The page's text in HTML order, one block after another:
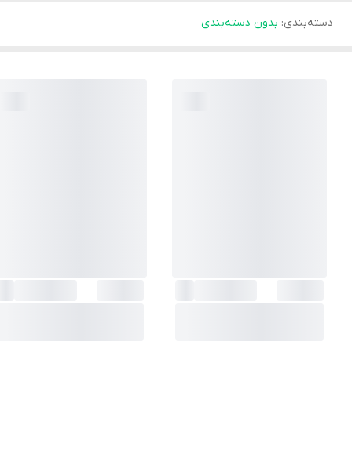
دسته‌بندی: بدون دسته‌بندی